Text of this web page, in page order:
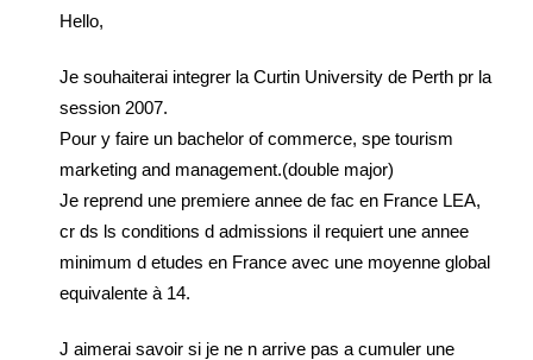
Hello,
Je souhaiterai integrer la Curtin University de Perth pr la
session 2007.
Pour y faire un bachelor of commerce, spe tourism
marketing and management.(double major)
Je reprend une premiere annee de fac en France LEA,
cr ds ls conditions d admissions il requiert une annee
minimum d etudes en France avec une moyenne global
equivalente à 14.
J aimerai savoir si je ne n arrive pas a cumuler une